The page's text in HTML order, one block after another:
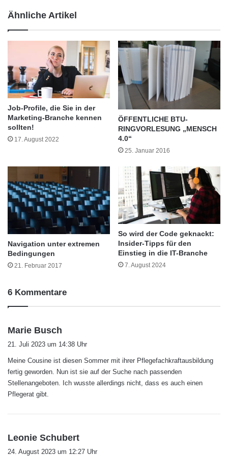
bedeutete dann: Man stieg in die Leitung auf
Lehrkraft zu arbeiten.
Heutzutage haben Pflegekräfte die
Möglichkeit, auf ihren erlernten Fähigkeiten
aufzubauen und sich mit ihren Kompetenzen
ein individuelles Karriereprofil zu gestalten.
Das Spektrum an Weiterbildungsmöglichkeiten
hat erheblich zugenommen. Es reicht in der
h
e
r
i
n
d
e
n
S
i
e
e
W
e
g
u
n
d
c
h
n
e
e
r
f
l
r
f
r
a
u
s
m
a
c
h
t
Ähnliche Artikel
Job-Profile, die Sie in der
Marketing-Branche kennen
sollten!
17. August 2022
ÖFFENTLICHE BTU-
RINGVORLESUNG „MENSCH
4.0“
25. Januar 2016
Navigation unter extremen
Bedingungen
21. Februar 2017
So wird der Code geknackt:
Insider-Tipps für den
Einstieg in die IT-Branche
7. August 2024
6 Kommentare
Marie Busch
a
t
:
21. Juli 2023 um 14:38 Uhr
Meine Cousine ist diesen Sommer mit ihrer Pflegefachkraftausbildung
fertig geworden. Nun ist sie auf der Suche nach passenden
Stellenangeboten. Ich wusste allerdings nicht, dass es auch einen
Pflegerat gibt.
Leonie Schubert
a
24. August 2023 um 12:27 Uhr